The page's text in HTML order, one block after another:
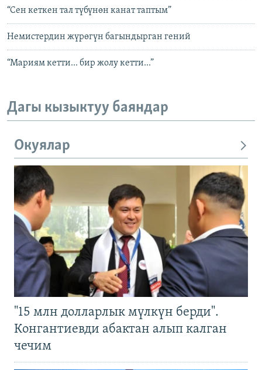
“Сен кеткен тал түбүнөн канат таптым”
Немистердин жүрөгүн багындырган гений
“Мариям кетти... бир жолу кетти...”
Дагы кызыктуу баяндар
Окуялар
"15 млн долларлык мүлкүн берди".
Конгантиевди абактан алып калган
чечим